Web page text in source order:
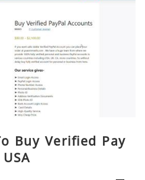
Buy Verified Pay